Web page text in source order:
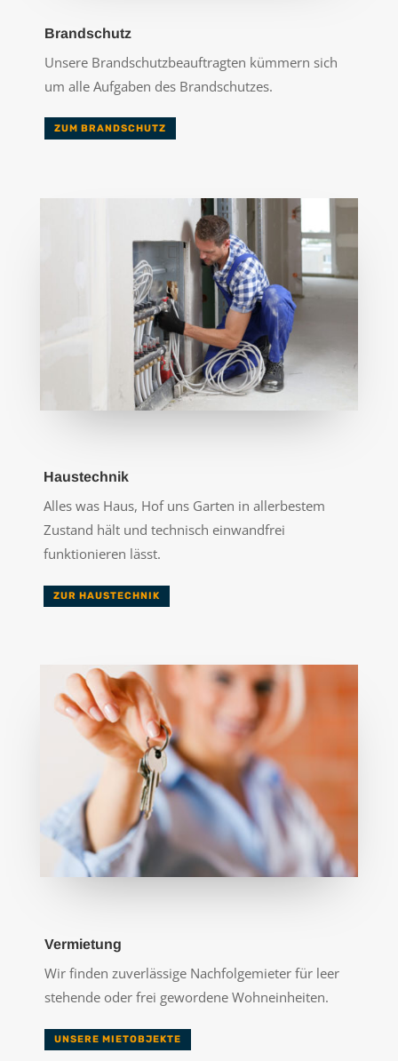
Brandschutz
Unsere Brandschutzbeauftragten kümmern sich
um alle Aufgaben des Brandschutzes.
ZUM BRANDSCHUTZ
Haustechnik
Alles was Haus, Hof uns Garten in allerbestem
Zustand hält und technisch einwandfrei
funktionieren lässt.
ZUR HAUSTECHNIK
Vermietung
Wir finden zuverlässige Nachfolgemieter für leer
stehende oder frei gewordene Wohneinheiten.
UNSERE MIETOBJEKTE